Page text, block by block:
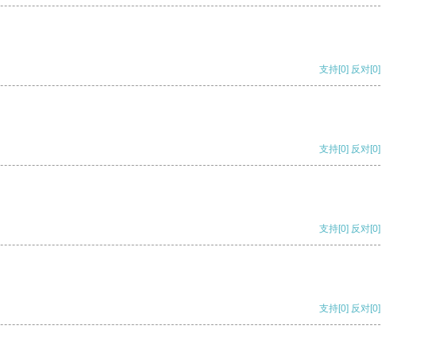
支持[0] 反对[0]
支持[0] 反对[0]
支持[0] 反对[0]
支持[0] 反对[0]